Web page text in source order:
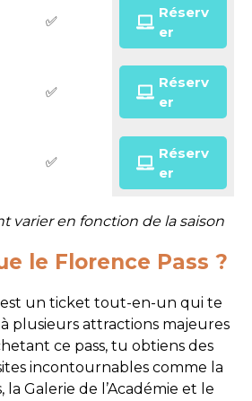
✅
Réserv
er
✅
Réserv
er
✅
Réserv
er
varier en fonction de la saison
le Florence Pass ?
est un ticket tout-en-un qui te
plusieurs attractions majeures
ce pass, tu obtiens des
incontournables comme la
la Galerie de l’Académie et le